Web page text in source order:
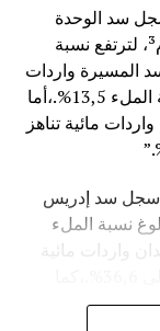
سجل سد الوحدة
أعلى واردات مائية، حيث تبلغ 102,6 مليون م³، لترتفع نسبة
سد المسيرة واردات
مائية تصل إلى 18,4 مليون م³، مع بلوغ نسبة الملء 13,5%.،أما
مائية تناهز
سجل سد إدريس
تبلغ 14,9 مليون م³، مع بلوغ نسبة الملء
واردات مائية